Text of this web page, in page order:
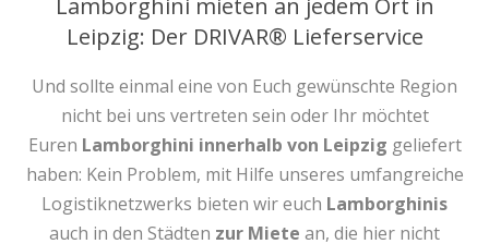
Lamborghini mieten an jedem Ort in
Leipzig: Der DRIVAR® Lieferservice
Und sollte einmal eine von Euch gewünschte Region
nicht bei uns vertreten sein oder Ihr möchtet
Euren Lamborghini innerhalb von Leipzig geliefert
haben: Kein Problem, mit Hilfe unseres umfangreiche
Logistiknetzwerks bieten wir euch Lamborghinis
auch in den Städten zur Miete an, die hier nicht